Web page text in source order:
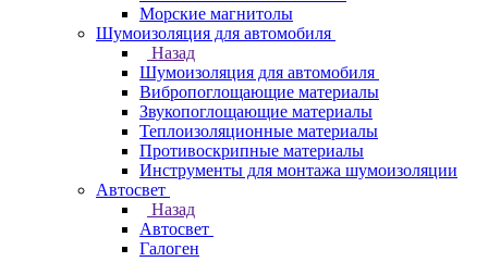
Морские магнитолы
Шумоизоляция для автомобиля
Назад
Шумоизоляция для автомобиля
Вибропоглощающие материалы
Звукопоглощающие материалы
Теплоизоляционные материалы
Противоскрипные материалы
Инструменты для монтажа шумоизоляции
Автосвет
Назад
Автосвет
Галоген